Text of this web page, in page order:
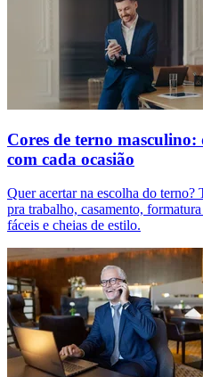
Cores de terno
com cada ocasião
Quer acertar na escolha do terno?
pra trabalho, casamento,
fáceis e cheias de estilo.